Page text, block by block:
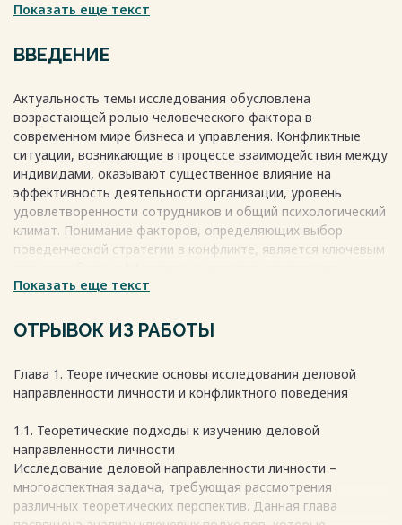
Показать еще текст
ВВЕДЕНИЕ
Актуальность темы исследования обусловлена
возрастающей ролью человеческого фактора в
современном мире бизнеса и управления. Конфликтные
ситуации, возникающие в процессе взаимодействия между
индивидами, оказывают существенное влияние на
эффективность деятельности организации, уровень
удовлетворенности сотрудников и общий психологический
климат. Понимание факторов, определяющих выбор
поведенческой стратегии в конфликте, является ключевым
конфликтами и повышения уровня межличностной
Классификация деловой направленности личности,
аспекты деловой активности (достижение цели, процесс,
отношения). Методика В.П. Пугачева, в свою очередь,
предпочитаемых поведенческих стратегий в конфликтных
ситуациях.
Весь текст будет доступенпосле покупки
Показать еще текст
ОТРЫВОК ИЗ РАБОТЫ
Глава 1. Теоретические основы исследования деловой
направленности личности и конфликтного поведения
1.1. Теоретические подходы к изучению деловой
направленности личности
Исследование деловой направленности личности –
многоаспектная задача, требующая рассмотрения
различных теоретических перспектив. Данная глава